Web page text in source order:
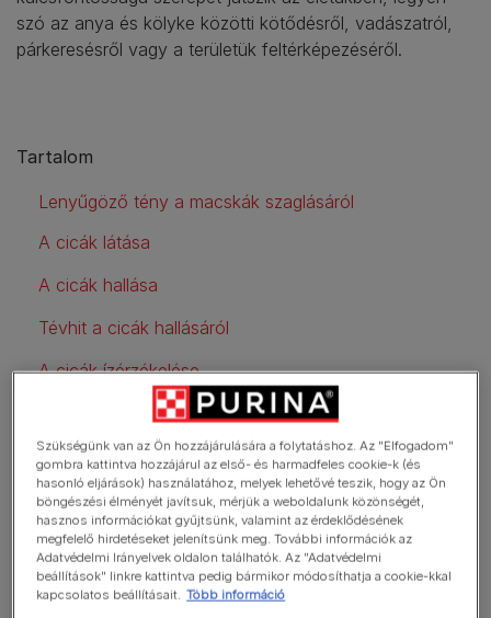
szó az anya és kölyke közötti kötődésről, vadászatról,
párkeresésről vagy a területük feltérképezéséről.
Tartalom
Lenyűgöző tény a macskák szaglásáról
A cicák látása
A cicák hallása
Tévhit a cicák hallásáról
A cicák ízérzékelése
Egyedülálló ízérzékelés
A cicák tapintásérzékelése
Egy meglepő tény a macskák tapintásáról
A cicák hatodik érzéke
Szükségünk van az Ön hozzájárulására a folytatáshoz. Az "Elfogadom"
gombra kattintva hozzájárul az első- és harmadfeles cookie-k (és
hasonló eljárások) használatához, melyek lehetővé teszik, hogy az Ön
böngészési élményét javítsuk, mérjük a weboldalunk közönségét,
hasznos információkat gyűjtsünk, valamint az érdeklődésének
megfelelő hirdetéseket jelenítsünk meg. További információk az
Adatvédelmi Irányelvek oldalon találhatók. Az "Adatvédelmi
beállítások" linkre kattintva pedig bármikor módosíthatja a cookie-kkal
kapcsolatos beállításait. Több információ